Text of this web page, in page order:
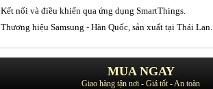
Kết nối và điều khiển qua ứng dụng SmartThings.
Thương hiệu Samsung - Hàn Quốc, sản xuất tại Thái Lan.
MUA NGAY
Giao hàng tận nơi - Giá tốt - An toàn